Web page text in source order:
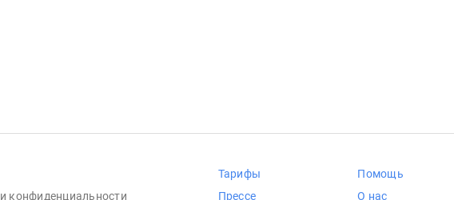
и конфиденциальности
Тарифы
Прессе
Помощь
О нас